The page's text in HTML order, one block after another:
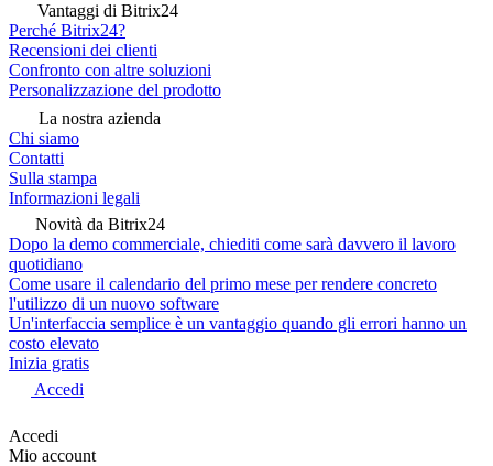
Vantaggi di Bitrix24
Perché Bitrix24?
Recensioni dei clienti
Confronto con altre soluzioni
Personalizzazione del prodotto
La nostra azienda
Chi siamo
Contatti
Sulla stampa
Informazioni legali
Novità da Bitrix24
Dopo la demo commerciale, chiediti come sarà davvero il lavoro
quotidiano
Come usare il calendario del primo mese per rendere concreto
l'utilizzo di un nuovo software
Un'interfaccia semplice è un vantaggio quando gli errori hanno un
costo elevato
Inizia gratis
Accedi
Accedi
Mio account